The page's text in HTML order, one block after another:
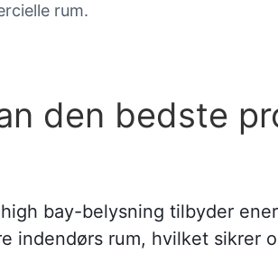
rum.
den bedste
bay-belysning tilbyder
indendørs rum, hvilket sikrer